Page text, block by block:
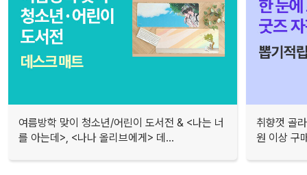
여름방학 맞이 청소년/어린이 도서전 & <나는 너
를 아는데>, <나나 올리브에게> 데...
취향껏 골
원 이상 구